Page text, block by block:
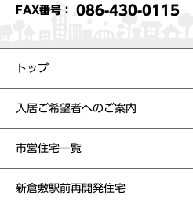
FAX番号： 086-430-0115
トップ
入居ご希望者へのご案内
市営住宅一覧
新倉敷駅前再開発住宅